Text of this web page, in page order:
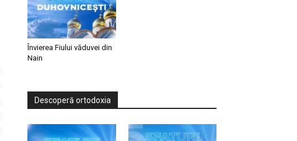
Învierea Fiului văduvei din
Nain
Descoperă ortodoxia